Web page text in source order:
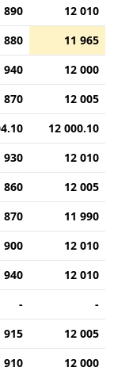
890
12 010
880
11 965
940
12 000
870
12 005
12 000.10
930
12 010
860
12 005
870
11 990
900
12 010
940
12 010
-
-
915
12 005
910
12 000